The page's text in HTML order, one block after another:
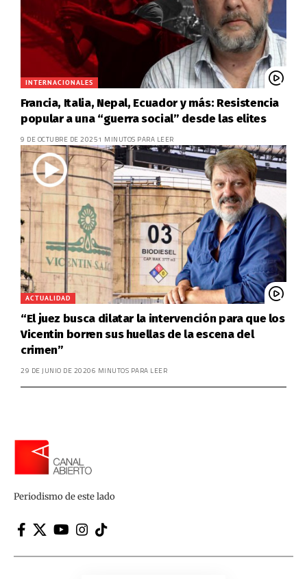
INTERNACIONALES
Francia, Italia, Nepal, Ecuador y más: Resistencia
popular a una “guerra social” desde las elites
9 DE OCTUBRE DE 20251 MINUTOS PARA LEER
ACTUALIDAD
“El juez busca dilatar la intervención para que los
Vicentin borren sus huellas de la escena del
crimen”
29 DE JUNIO DE 20206 MINUTOS PARA LEER
Periodismo de este lado